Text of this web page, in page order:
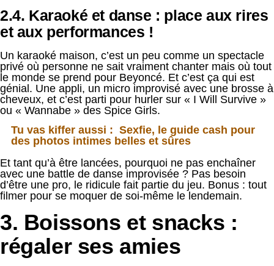
2.4. Karaoké et danse : place aux rires
et aux performances !
Un karaoké maison, c’est un peu comme un spectacle
privé où personne ne sait vraiment chanter mais où tout
le monde se prend pour Beyoncé. Et c’est ça qui est
génial. Une appli, un micro improvisé avec une brosse à
cheveux, et c’est parti pour hurler sur « I Will Survive »
ou « Wannabe » des Spice Girls.
Tu vas kiffer aussi : Sexfie, le guide cash pour
des photos intimes belles et sûres
Et tant qu’à être lancées, pourquoi ne pas enchaîner
avec une battle de danse improvisée ? Pas besoin
d’être une pro, le ridicule fait partie du jeu. Bonus : tout
filmer pour se moquer de soi-même le lendemain.
3. Boissons et snacks :
régaler ses amies